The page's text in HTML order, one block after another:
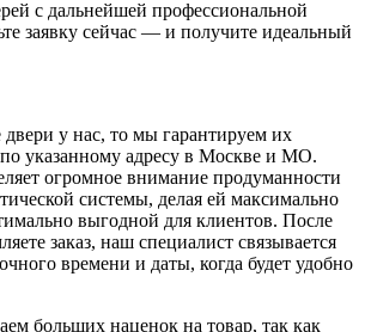
с дальнейшей профессиональной
заявку сейчас — и получите идеальный
у нас, то мы гарантируем их
указанному адресу в Москве и МО.
огромное внимание продуманности
системы, делая ей максимально
выгодной для клиентов. После
заказ, наш специалист связывается
времени и даты, когда будет удобно
больших наценок на товар, так как